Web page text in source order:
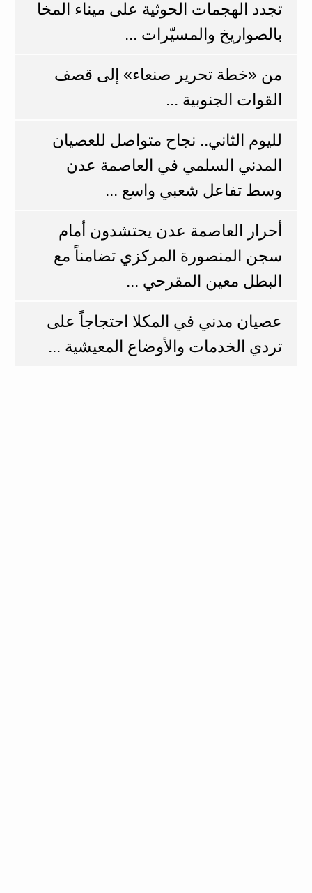
تجدد الهجمات الحوثية على ميناء المخا
بالصواريخ والمسيّرات ...
من «خطة تحرير صنعاء» إلى قصف
القوات الجنوبية ...
لليوم الثاني.. نجاح متواصل للعصيان
المدني السلمي في العاصمة عدن
وسط تفاعل شعبي واسع ...
أحرار العاصمة عدن يحتشدون أمام
سجن المنصورة المركزي تضامناً مع
البطل معين المقرحي ...
عصيان مدني في المكلا احتجاجاً على
تردي الخدمات والأوضاع المعيشية ...